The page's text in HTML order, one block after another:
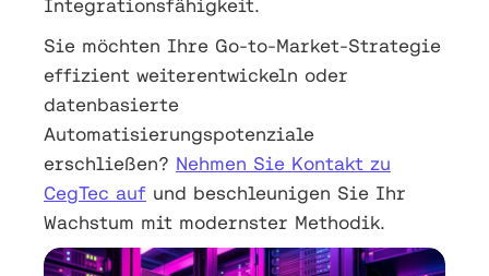
Integrationsfähigkeit.
Sie möchten Ihre Go-to-Market-Strategie
effizient weiterentwickeln oder
datenbasierte
Automatisierungspotenziale
erschließen? Nehmen Sie Kontakt zu
CegTec auf und beschleunigen Sie Ihr
Wachstum mit modernster Methodik.